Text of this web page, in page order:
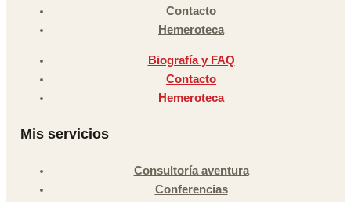
Contacto
Hemeroteca
Biografía y FAQ
Contacto
Hemeroteca
Mis servicios
Consultoría aventura
Conferencias